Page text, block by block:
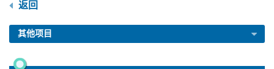
返回
其他项目